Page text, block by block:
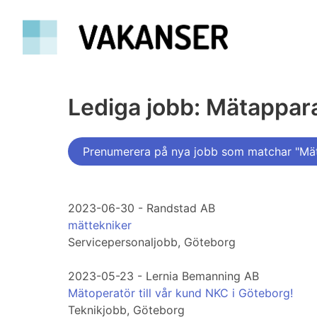
Lediga jobb:
Prenumerera på nya jobb som matchar
2023-06-30 - Randstad AB
mättekniker
Servicepersonaljobb, Göteborg
2023-05-23 - Lernia Bemanning AB
Mätoperatör till vår kund NKC i Göteborg!
Teknikjobb, Göteborg